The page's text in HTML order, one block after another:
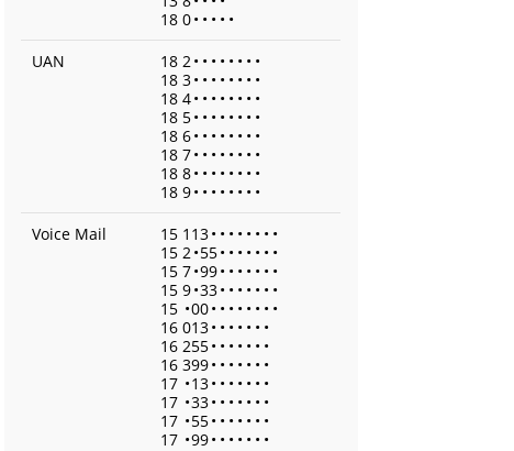
18 0• • • • •
UAN
18 2• • • • • • • •
18 3• • • • • • • •
18 4• • • • • • • •
18 5• • • • • • • •
18 6• • • • • • • •
18 7• • • • • • • •
18 8• • • • • • • •
18 9• • • • • • • •
Voice Mail
15 113• • • • • • • •
15 2•55• • • • • • •
15 7•99• • • • • • •
15 9•33• • • • • • •
15 •00• • • • • • • •
16 013• • • • • • •
16 255• • • • • • •
16 399• • • • • • •
17 •13• • • • • • •
17 •33• • • • • • •
17 •55• • • • • • •
17 •99• • • • • • •